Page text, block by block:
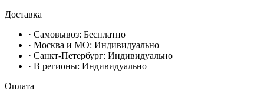
Доставка
· Самовывоз: Бесплатно
· Москвa и МО: Индивидуально
· Санкт-Петербург: Индивидуально
· В регионы: Индивидуально
Оплата